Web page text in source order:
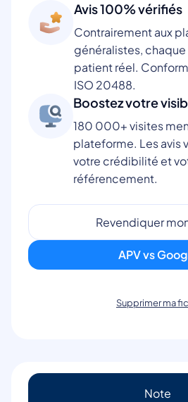
Avis 100% vérifiés
Contrairement aux
généralistes,
patient réel.
ISO 20488.
Boostez votre
180 000+ visites
plateforme. Les avis
votre crédibilité et
référencement.
Revendiquer
APV vs
Supprimer ma
Note